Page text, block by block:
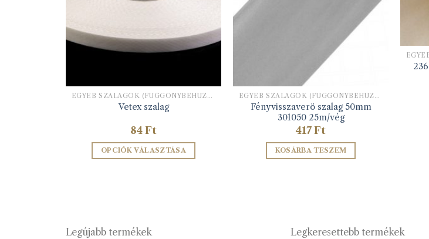
EGYÉB SZALAGOK (FÜGGÖNYBEHÚZÓ, HÍMZŐ ALAPSZALAG, STB)
Vetex szalag
84Ft
OPCIÓK VÁLASZTÁSA
van.
EGYÉB SZALAGOK (FÜGGÖNYBEHÚZÓ, HÍMZŐ ALAPSZALAG, STB)
Fényvisszaverö szalag 50mm
301050 25m/vég
417Ft
KOSÁRBA TESZEM
Legújabb termékek Legkeresettebb termékek